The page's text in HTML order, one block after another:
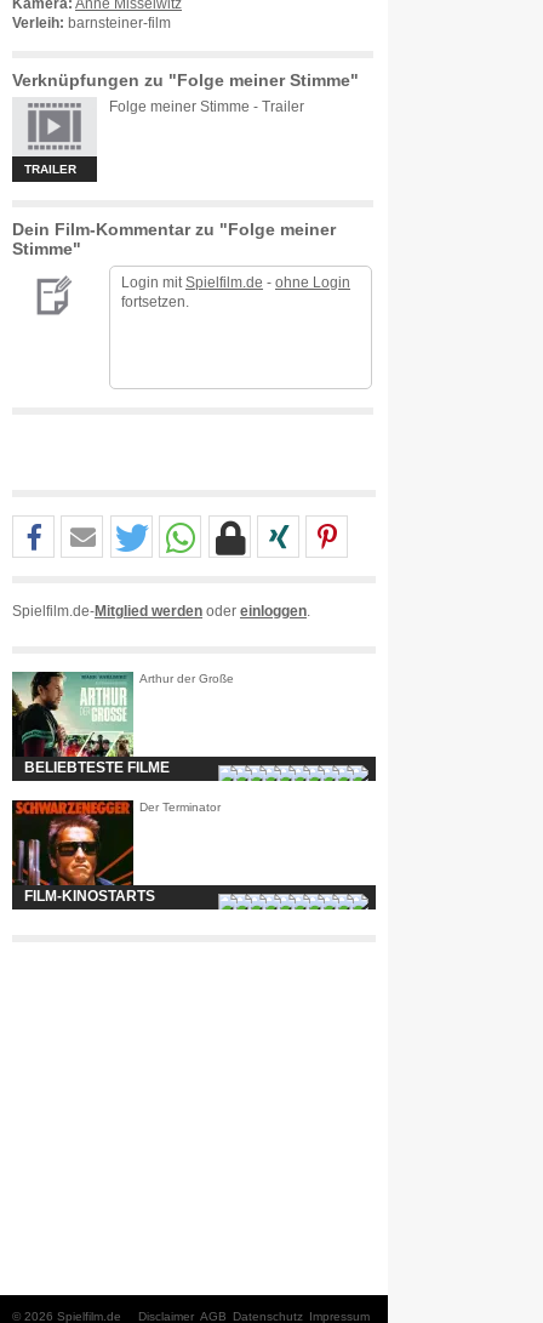
Kamera: Anne Misselwitz
Verleih: barnsteiner-film
Verknüpfungen zu "Folge meiner Stimme"
TRAILER
Folge meiner Stimme - Trailer
Dein Film-Kommentar zu "Folge meiner
Stimme"
Login mit Spielfilm.de - ohne Login
fortsetzen.
Spielfilm.de-Mitglied werden oder einloggen
Arthur der Große
BELIEBTESTE FILME
Der Terminator
FILM-KINOSTARTS
© 2026 Spielfilm.de Impressum
Datenschutz
AGB
Disclaimer